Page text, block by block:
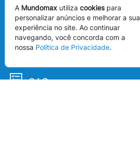
LOJA: (43)3377-6800
INSTAGRAM
SAC
A Mundomax utiliza cookiespara
personalizar anúncios e melhorar a sua
experiência no site. Ao continuar
navegando, você concorda com a
nossa Política de Privacidade.